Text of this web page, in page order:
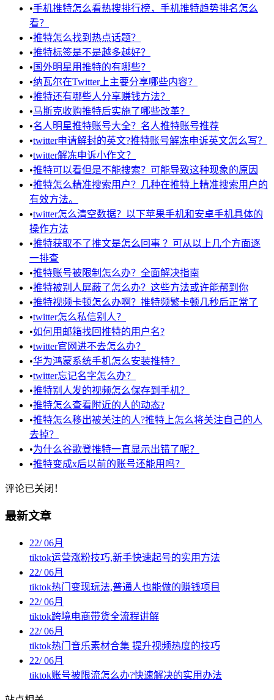
•手机推特怎么看热搜排行榜，手机推特趋势排名怎么
看？
•推特怎么找到热点话题？
•推特标签是不是越多越好？
• 国外明星用推特的有哪些？
•纳瓦尔在Twitter上主要分享哪些内容？
•推特还有哪些人分享赚钱方法？
•马斯克收购推特后实施了哪些改革？
•名人明星推特账号大全？名人推特账号推荐
•twitter申请解封的英文?推特账号解冻申诉英文怎么写？
•twitter解冻申诉小作文？
•推特可以看但是不能搜索？可能导致这种现象的原因
•推特怎么精准搜索用户？几种在推特上精准搜索用户的
有效方法。
•twitter怎么清空数据？以下苹果手机和安卓手机具体的
操作方法
•推特获取不了推文是怎么回事 ？可从以上几个方面逐
一排查
•推特账号被限制怎么办？全面解决指南
•推特被别人屏蔽了怎么办？这些方法或许能帮到你
•推特视频卡顿怎么办啊？推特频繁卡顿几秒后正常了
•twitter怎么私信别人？
•如何用邮箱找回推特的用户名?
•twitter官网进不去怎么办？
•华为鸿蒙系统手机怎么安装推特？
•twitter忘记名字怎么办？
•推特别人发的视频怎么保存到手机？
•推特怎么查看附近的人的动态?
•推特怎么移出被关注的人?推特上怎么将关注自己的人
去掉？
•为什么谷歌登推特一直显示出错了呢？
•推特变成x后以前的账号还能用吗？
评论已关闭！
最新文章
22/06月
tiktok运营涨粉技巧,新手快速起号的实用方法
22/06月
tiktok热门变现玩法,普通人也能做的赚钱项目
22/06月
tiktok跨境电商带货全流程讲解
22/06月
tiktok热门音乐素材合集 提升视频热度的技巧
22/06月
tiktok账号被限流怎么办?快速解决的实用办法